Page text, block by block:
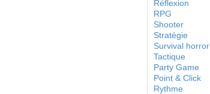
Réflexion
RPG
Shooter
Stratégie
Survival horror
Tactique
Party Game
Point & Click
Rythme